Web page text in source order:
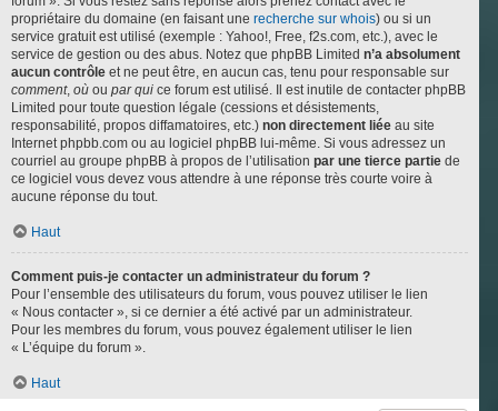
propriétaire du domaine (en faisant une recherche sur whois) ou si un
service gratuit est utilisé (exemple : Yahoo!, Free, f2s.com, etc.), avec le
service de gestion ou des abus. Notez que phpBB Limited n’a absolument
aucun contrôle et ne peut être, en aucun cas, tenu pour responsable sur
comment, où ou par qui ce forum est utilisé. Il est inutile de contacter phpBB
Limited pour toute question légale (cessions et désistements,
responsabilité, propos diffamatoires, etc.) non directement liée au site
Internet phpbb.com ou au logiciel phpBB lui-même. Si vous adressez un
courriel au groupe phpBB à propos de l’utilisation par une tierce partie de
ce logiciel vous devez vous attendre à une réponse très courte voire à
aucune réponse du tout.
Haut
Comment puis-je contacter un administrateur du forum ?
Pour l’ensemble des utilisateurs du forum, vous pouvez utiliser le lien
« Nous contacter », si ce dernier a été activé par un administrateur.
Pour les membres du forum, vous pouvez également utiliser le lien
« L’équipe du forum ».
Haut